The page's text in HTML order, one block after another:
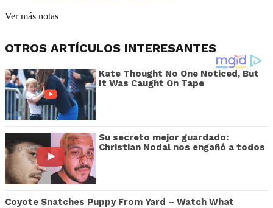
Ver más notas
OTROS ARTÍCULOS INTERESANTES
Kate Thought No One Noticed, But
It Was Caught On Tape
Su secreto mejor guardado:
Christian Nodal nos engañó a todos
Coyote Snatches Puppy From Yard – Watch What